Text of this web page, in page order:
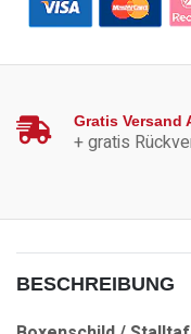
Gratis Versand
+ gratis
BESCHREIBUNG